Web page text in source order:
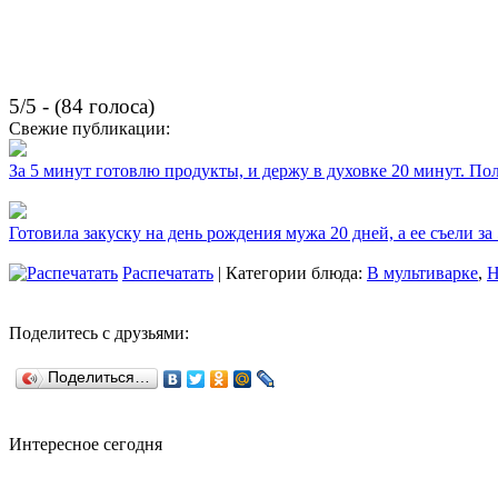
5/5 - (84 голоса)
Свежие публикации:
За 5 минут готовлю продукты, и держу в духовке 20 минут.
Готовила закуску на день рождения мужа 20 дней, а ее съели
Распечатать | Категории блюда: В мультиварке,
Поделитесь с друзьями:
Поделиться…
Интересное сегодня